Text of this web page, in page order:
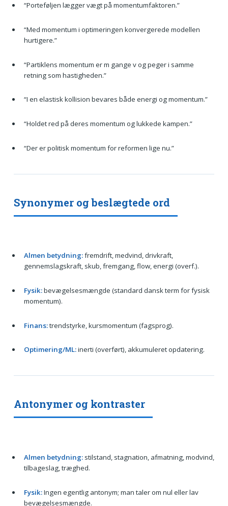
“Porteføljen lægger vægt på momentumfaktoren.”
“Med momentum i optimeringen konvergerede modellen
hurtigere.”
“Partiklens momentum er m gange v og peger i samme
retning som hastigheden.”
“I en elastisk kollision bevares både energi og momentum.”
“Holdet red på deres momentum og lukkede kampen.”
“Der er politisk momentum for reformen lige nu.”
Synonymer og beslægtede ord
Almen betydning:fremdrift, medvind, drivkraft,
gennemslagskraft, skub, fremgang, flow, energi (overf.).
Fysik:bevægelsesmængde (standard dansk term for fysisk
momentum).
Finans:trendstyrke, kursmomentum (fagsprog).
Optimering/ML:inerti (overført), akkumuleret opdatering.
Antonymer og kontraster
Almen betydning:stilstand, stagnation, afmatning, modvind,
tilbageslag, træghed.
Fysik:Ingen egentlig antonym; man taler om nul eller lav
bevægelsesmængde.